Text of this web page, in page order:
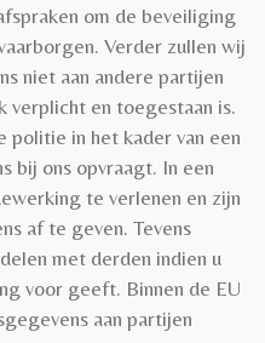
om de beveiliging
Verder zullen wij
niet aan andere partijen
en toegestaan is.
politie in het kader van een
bij ons opvraagt. In een
te verlenen en zijn
af te geven. Tevens
met derden indien u
voor geeft. Binnen de EU
aan partijen